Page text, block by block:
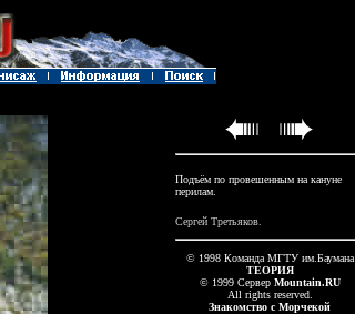
Подъём по провешенным на кануне
перилам.
Сергей Третьяков.
© 1998 Команда МГТУ им.Баумана
ТЕОРИЯ
© 1999 Сервер Mountain.RU
All rights reserved.
Знакомство с Морчекой